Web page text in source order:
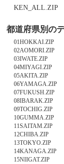
KEN_ALL.ZIP
都道府県別の
01HOKKAI.ZIP
02AOMORI.ZIP
03IWATE.ZIP
04MIYAGI.ZIP
05AKITA.ZIP
06YAMAGA.ZIP
07FUKUSH.ZIP
08IBARAK.ZIP
09TOCHIG.ZIP
10GUMMA.ZIP
11SAITAM.ZIP
12CHIBA.ZIP
13TOKYO.ZIP
14KANAGA.ZIP
15NIIGAT.ZIP